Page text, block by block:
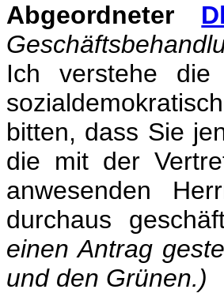
Abgeordneter
Ich verstehe
bitten, dass Sie
die mit der
anwesenden
durchaus
einen Antrag
und den Grünen.)